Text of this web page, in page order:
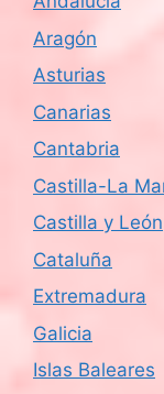
Aragón
Asturias
Canarias
Cantabria
Castilla-La
Castilla y León
Cataluña
Extremadura
Galicia
Islas Baleares